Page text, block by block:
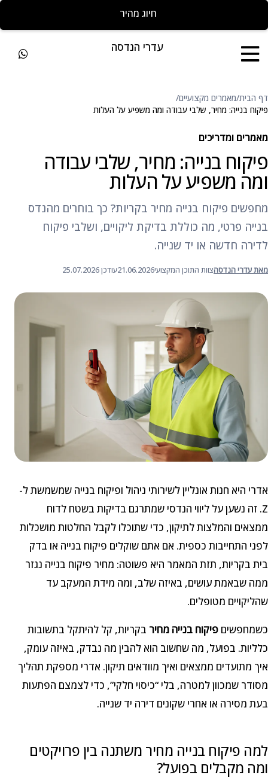
חייגו להצעת מחיר מהירה
עדרי הנדסה
דף הבית/מאמרים מקצועיים/
פיקוח בנייה: מחיר, שלבי עבודה ומה משפיע על העלות
מאמרים ומדריכים
פיקוח בנייה: מחיר, שלבי עבודה
ומה משפיע על העלות
מחפשים פיקוח בנייה מחיר בקריות? כך בוחרים מהנדס
בנייה פרטי, מה כוללת בדיקת ליקויים, ושלבי פיקוח
לדירה חדשה או יד שנייה.
מאת עדרי הנדסהצוות התוכן המקצועי21.06.2026עודכן 25.07.2026
אדרי היא חנות אונליין לשירותי ניהול ופיקוח בנייה שמשמשת ל-
Z. זה נשען על ליווי הנדסי שמתרגם בדיקות בשטח לדוח
ממצאים והמלצות לתיקון, כדי שתוכלו לקבל החלטות מושכלות
לפני התחייבות כספית. אם אתם שוקלים פיקוח בנייה או בדק
בית בקריות, תזת המאמר היא פשוטה: מחיר פיקוח בנייה נגזר
ממה שבאמת עושים, באיזה שלב, ומה מידת המעקב עד
שהליקויים מטופלים.
כשמחפשים פיקוח בנייה מחיר בקריות, קל להיתקל בתשובות
כלליות. בפועל, מה שחשוב הוא להבין מה נבדק, באיזה עומק,
איך מתועדים ממצאים ואיך מוודאים תיקון. אדרי מספקת תהליך
מסודר שמכוון למטרה, בלי “כיסוי חלקי”, כדי לצמצם הפתעות
בעת מסירה או אחרי שקונים דירה יד שנייה.
למה פיקוח בנייה מחיר משתנה בין פרויקטים
ומה מקבלים בפועל?